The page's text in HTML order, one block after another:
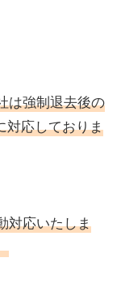
は強制退去後の
対応しておりま
対応いたしま